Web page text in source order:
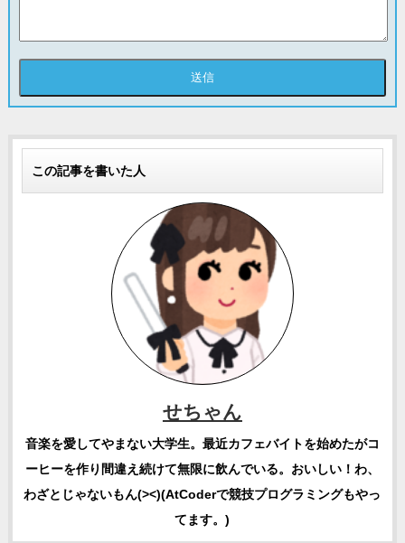
この記事を書いた人
せちゃん
音楽を愛してやまない大学生。最近カフェバイトを始めたがコ
ーヒーを作り間違え続けて無限に飲んでいる。おいしい！わ、
わざとじゃないもん(><)(AtCoderで競技プログラミングもやっ
てます。)